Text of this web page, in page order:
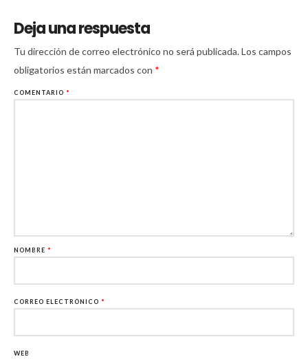
Deja una respuesta
Tu dirección de correo electrónico no será publicada.Los campos
obligatorios están marcados con *
COMENTARIO *
NOMBRE *
CORREO ELECTRÓNICO *
WEB